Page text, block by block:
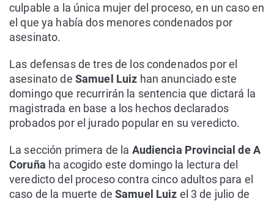
culpable a la única mujer del proceso, en un caso en
el que ya había dos menores condenados por
asesinato.
Las defensas de tres de los condenados por el
asesinato de Samuel Luiz han anunciado este
domingo que recurrirán la sentencia que dictará la
magistrada en base a los hechos declarados
probados por el jurado popular en su veredicto.
La sección primera de la Audiencia Provincial de A
Coruña ha acogido este domingo la lectura del
veredicto del proceso contra cinco adultos para el
caso de la muerte de Samuel Luiz el 3 de julio de